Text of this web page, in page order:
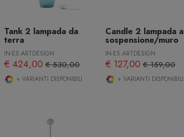
Tank 2 lampada da
terra
IN-ES.ARTDESIGN
€ 424,00€ 530,00
+ VARIANTI DISPONIBILI
Candle 2 lampada a
sospensione/muro
IN-ES.ARTDESIGN
€ 127,00€ 159,00
+ VARIANTI DISPONIBILI